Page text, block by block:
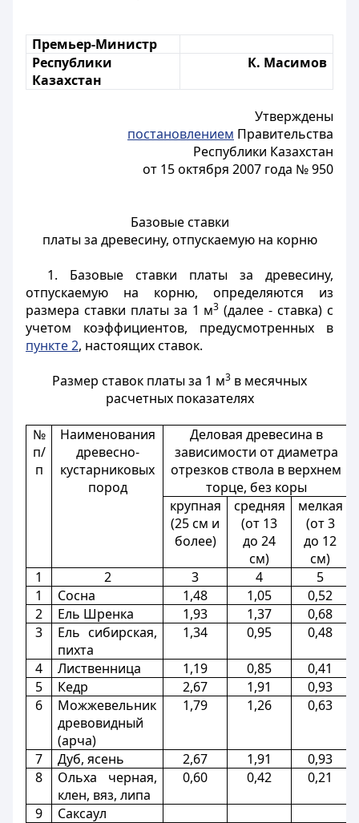
Премьер-Министр
Республики
Казахстан
К. Масимов
Утверждены
постановлением Правительства
Республики Казахстан
от 15 октября 2007 года № 950
Базовые ставки
платы за древесину, отпускаемую на корню
1. Базовые ставки платы за древесину,
отпускаемую на корню, определяются из
размера ставки платы за 1 м3 (далее - ставка) с
учетом коэффициентов, предусмотренных в
пункте 2, настоящих ставок.
Размер ставок платы за 1 м3 в месячных
расчетных показателях
№
п/
п
Наименования
древесно-
кустарниковых
пород
Деловая древесина в
зависимости от диаметра
отрезков ствола в верхнем
торце, без коры
крупная
(25 см и
более)
средняя
(от 13
до 24
см)
мелкая
(от 3
до 12
см)
1
2 3 4
5
1
Сосна 1,48 1,05
0,52
2
Ель Шренка 1,93 1,37
0,68
3
Ель сибирская,
пихта
1,34 0,95 0,48
4 Лиственница 1,19 0,85
0,41
5
Кедр 2,67 1,91
0,93
6
Можжевельник
древовидный
(арча)
1,79 1,26 0,63
7 Дуб, ясень 2,67 1,91
0,93
8
Ольха черная,
клен, вяз, липа
0,60 0,42 0,21
9 Саксаул